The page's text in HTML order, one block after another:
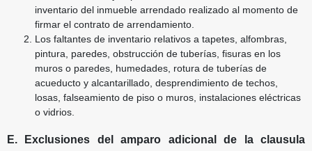
inventario del inmueble arrendado realizado al momento de
firmar el contrato de arrendamiento.
Los faltantes de inventario relativos a tapetes, alfombras,
pintura, paredes, obstrucción de tuberías, fisuras en los
muros o paredes, humedades, rotura de tuberías de
acueducto y alcantarillado, desprendimiento de techos,
losas, falseamiento de piso o muros, instalaciones eléctricas
o vidrios.
E. Exclusiones del amparo adicional de la clausula